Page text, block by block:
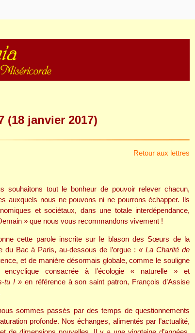
(18 janvier 2017)
Retour aux lettres
souhaitons tout le bonheur de pouvoir relever chacun,
auxquels nous ne pouvons ni ne pourrons échapper. Ils
et sociétaux, dans une totale interdépendance,
» que nous vous recommandons vivement !
cette parole inscrite sur le blason des Sœurs de la
du Bac à Paris, au-dessous de l’orgue :« La Charité de
et de manière désormais globale, comme le souligne
consacrée à l’écologie « naturelle » et
tu ! »en référence à son saint patron, François d’Assise
sommes passés par des temps de questionnements
profonde. Nos échanges, alimentés par l’actualité,